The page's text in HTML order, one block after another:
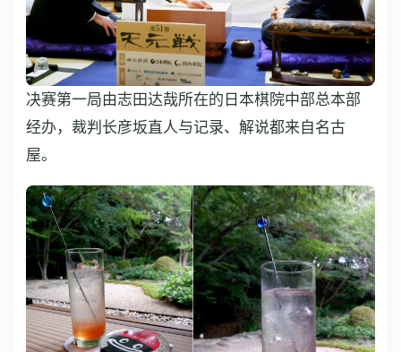
决赛第一局由志田达哉所在的日本棋院中部总本部
经办，裁判长彦坂直人与记录、解说都来自名古
屋。